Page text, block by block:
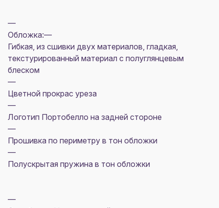
—
Обложка:—
Гибкая, из сшивки двух материалов, гладкая,
текстурированный материал с полуглянцевым
блеском
—
Цветной прокрас уреза
—
Логотип Портобелло на задней стороне
—
Прошивка по периметру в тон обложки
—
Полускрытая пружина в тон обложки
—